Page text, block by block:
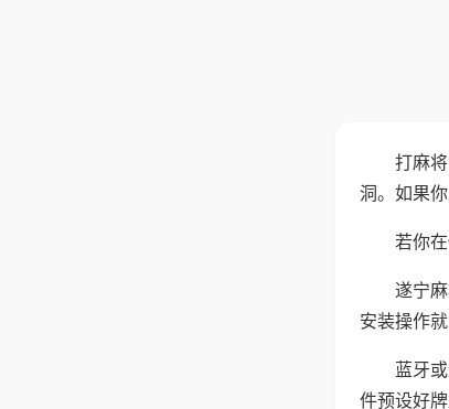
打麻
洞。如果
若你
遂宁
安装操作
蓝牙
件预设好